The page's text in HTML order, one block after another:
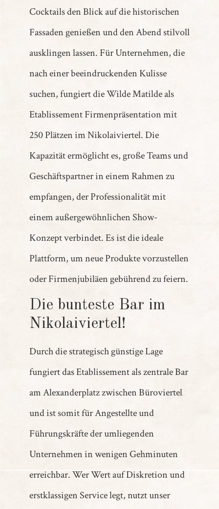
Cocktails den Blick auf die historischen
Fassaden genießen und den Abend stilvoll
ausklingen lassen. Für Unternehmen, die
nach einer beeindruckenden Kulisse
suchen, fungiert die Wilde Matilde als
Etablissement Firmenpräsentation mit
250 Plätzen im Nikolaiviertel. Die
Kapazität ermöglicht es, große Teams und
Geschäftspartner in einem Rahmen zu
empfangen, der Professionalität mit
einem außergewöhnlichen Show-
Konzept verbindet. Es ist die ideale
Plattform, um neue Produkte vorzustellen
oder Firmenjubiläen gebührend zu feiern.
Die bunteste Bar im
Nikolaiviertel!
Durch die strategisch günstige Lage
fungiert das Etablissement als zentrale Bar
am Alexanderplatz zwischen Büroviertel
und ist somit für Angestellte und
Führungskräfte der umliegenden
Unternehmen in wenigen Gehminuten
erreichbar. Wer Wert auf Diskretion und
erstklassigen Service legt, nutzt unser